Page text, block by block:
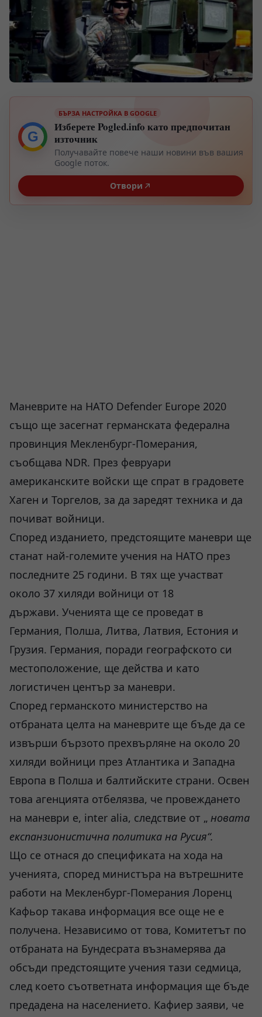
G
БЪРЗА НАСТРОЙКА В GOOGLE
Изберете Pogled.info като предпочитан
източник
Получавайте повече наши новини във вашия
Google поток.
Отвори
Маневрите на НАТО Defender Europe 2020
също ще засегнат германската федерална
провинция Мекленбург-Померания,
съобщава NDR. През февруари
американските войски ще спрат в градовете
Хаген и Торгелов, за да заредят техника и да
почиват войници.
Според изданието, предстоящите маневри ще
станат най-големите учения на НАТО през
последните 25 години. В тях ще участват
около 37 хиляди войници от 18
държави. Ученията ще се проведат в
Германия, Полша, Литва, Латвия, Естония и
Грузия. Германия, поради географското си
местоположение, ще действа и като
логистичен център за маневри.
Според германското министерство на
отбраната целта на маневрите ще бъде да се
извърши бързото прехвърляне на около 20
хиляди войници през Атлантика и Западна
Европа в Полша и балтийските страни. Освен
това агенцията отбелязва, че провеждането
на маневри е, inter alia, следствие от „ новата
експанзионистична политика на Русия“.
Що се отнася до спецификата на хода на
ученията, според министъра на вътрешните
работи на Мекленбург-Померания Лоренц
Кафьор такава информация все още не е
получена. Независимо от това, Комитетът по
отбраната на Бундесрата възнамерява да
обсъди предстоящите учения тази седмица,
след което съответната информация ще бъде
предадена на населението. Кафиер заяви, че